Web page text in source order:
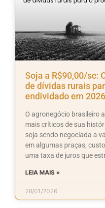
Soja a R$90,00/sc:
de dívidas rurais
endividado em 2026
O agronegócio brasileiro
mais críticos de sua
soja sendo negociada a
em algumas praças,
uma taxa de juros que
LEIA MAIS »
28/01/2026